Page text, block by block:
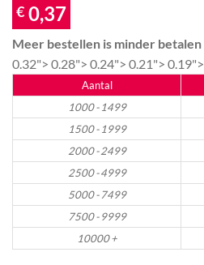
€ 0,37
Meer bestellen is minder betalen
0.32"> 0.28"> 0.24"> 0.21"> 0.19">
Aantal
1000 - 1499
1500 - 1999
2000 - 2499
2500 - 4999
5000 - 7499
7500 - 9999
10000 +